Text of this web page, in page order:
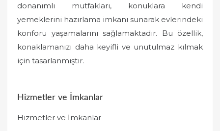
donanımlı mutfakları, konuklara kendi
yemeklerini hazırlama imkanı sunarak evlerindeki
konforu yaşamalarını sağlamaktadır. Bu özellik,
konaklamanızı daha keyifli ve unutulmaz kılmak
için tasarlanmıştır.
Hizmetler ve İmkanlar
Hizmetler ve İmkanlar